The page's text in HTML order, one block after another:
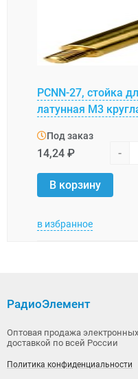
PCNN-27, стойка
латунная М3
Под заказ
14,24 ₽ -
В корзину
в избранное
РадиоЭлемент
Оптовая продажа
доставкой по всей России
Политика конфиденциальности